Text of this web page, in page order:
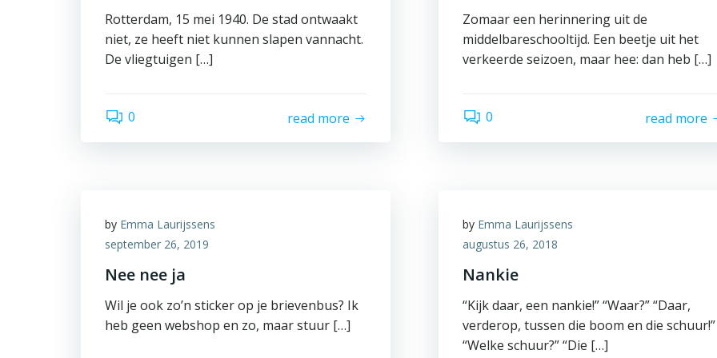
Rotterdam, 15 mei 1940. De stad ontwaakt
niet, ze heeft niet kunnen slapen vannacht.
De vliegtuigen […]
0 read more
Zomaar een herinnering uit de
middelbareschooltijd. Een beetje uit het
verkeerde seizoen, maar hee: dan heb […]
0 read more
by Emma Laurijssens
september 26, 2019
Nee nee ja
Wil je ook zo’n sticker op je brievenbus? Ik
heb geen webshop en zo, maar stuur […]
by Emma Laurijssens
augustus 26, 2018
Nankie
“Kijk daar, een nankie!” “Waar?” “Daar,
verderop, tussen die boom en die schuur!”
“Welke schuur?” “Die […]